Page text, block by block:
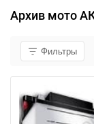
Архив мото
Фильтры